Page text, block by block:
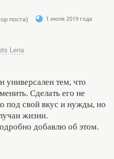
поста)
1 июля 2019 года
Lena
универсален тем, что
Сделать его не
под свой вкус и нужды, но
жизни.
добавлю об этом.